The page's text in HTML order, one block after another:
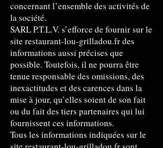
concernant l’ensemble des activités de
la société.
SARL P.T.L.V. s’efforce de fournir sur le
site restaurant-lou-grilladou.fr des
informations aussi précises que
possible. Toutefois, il ne pourra être
tenue responsable des omissions, des
inexactitudes et des carences dans la
mise à jour, qu’elles soient de son fait
ou du fait des tiers partenaires qui lui
fournissent ces informations.
Tous les informations indiquées sur le